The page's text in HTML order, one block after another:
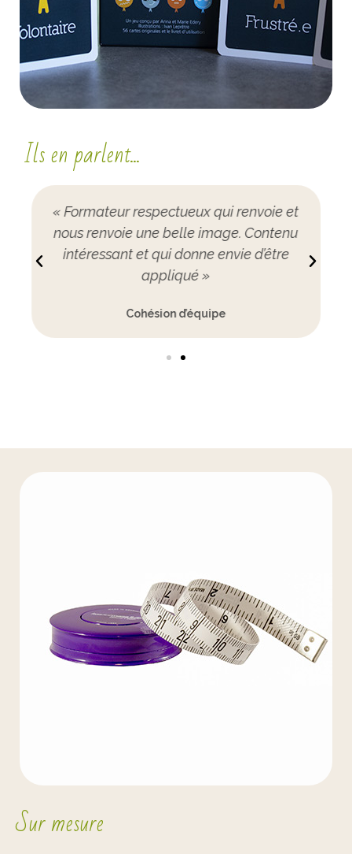
Ils en parlent...
« Formateur respectueux qui renvoie et
nous renvoie une belle image. Contenu
intéressant et qui donne envie d’être
appliqué »
Cohésion d’équipe
Sur mesure